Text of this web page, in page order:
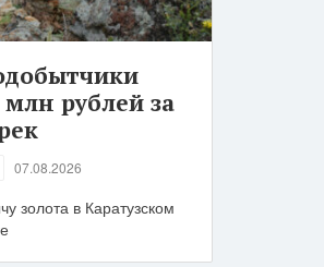
рублей за
07.08.2026
золота в Каратузском